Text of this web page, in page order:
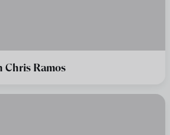
Chris Ramos